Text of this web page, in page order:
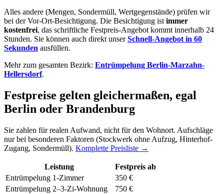
Alles andere (Mengen, Sondermüll, Wertgegenstände) prüfen wir
bei der Vor-Ort-Besichtigung. Die Besichtigung ist immer
kostenfrei, das schriftliche Festpreis-Angebot kommt innerhalb 24
Stunden. Sie können auch direkt unserSchnell-Angebot in 60
Sekunden ausfüllen.
Mehr zum gesamten Bezirk: Entrümpelung Berlin-Marzahn-
Hellersdorf.
Festpreise gelten gleichermaßen, egal
Berlin oder Brandenburg
Sie zahlen für realen Aufwand, nicht für den Wohnort. Aufschläge
nur bei besonderen Faktoren (Stockwerk ohne Aufzug, Hinterhof-
Zugang, Sondermüll). Komplette Preisliste →
Leistung
Festpreis ab
Entrümpelung 1-Zimmer
350 €
Entrümpelung 2–3-Zi-Wohnung
750 €